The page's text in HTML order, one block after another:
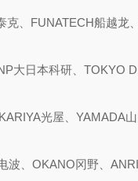
、FUNATECH船越龙
大日本科研、TOKYO
光屋、YAMADA
波、OKANO冈野、